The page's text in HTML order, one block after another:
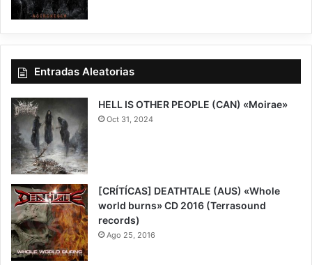
7.5
Entradas Aleatorias
8.7
HELL IS OTHER PEOPLE (CAN) «Moirae»
Oct 31, 2024
[CRÍTÍCAS] DEATHTALE (AUS) «Whole
world burns» CD 2016 (Terrasound
records)
Ago 25, 2016